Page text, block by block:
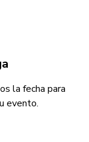
la fecha para
evento.